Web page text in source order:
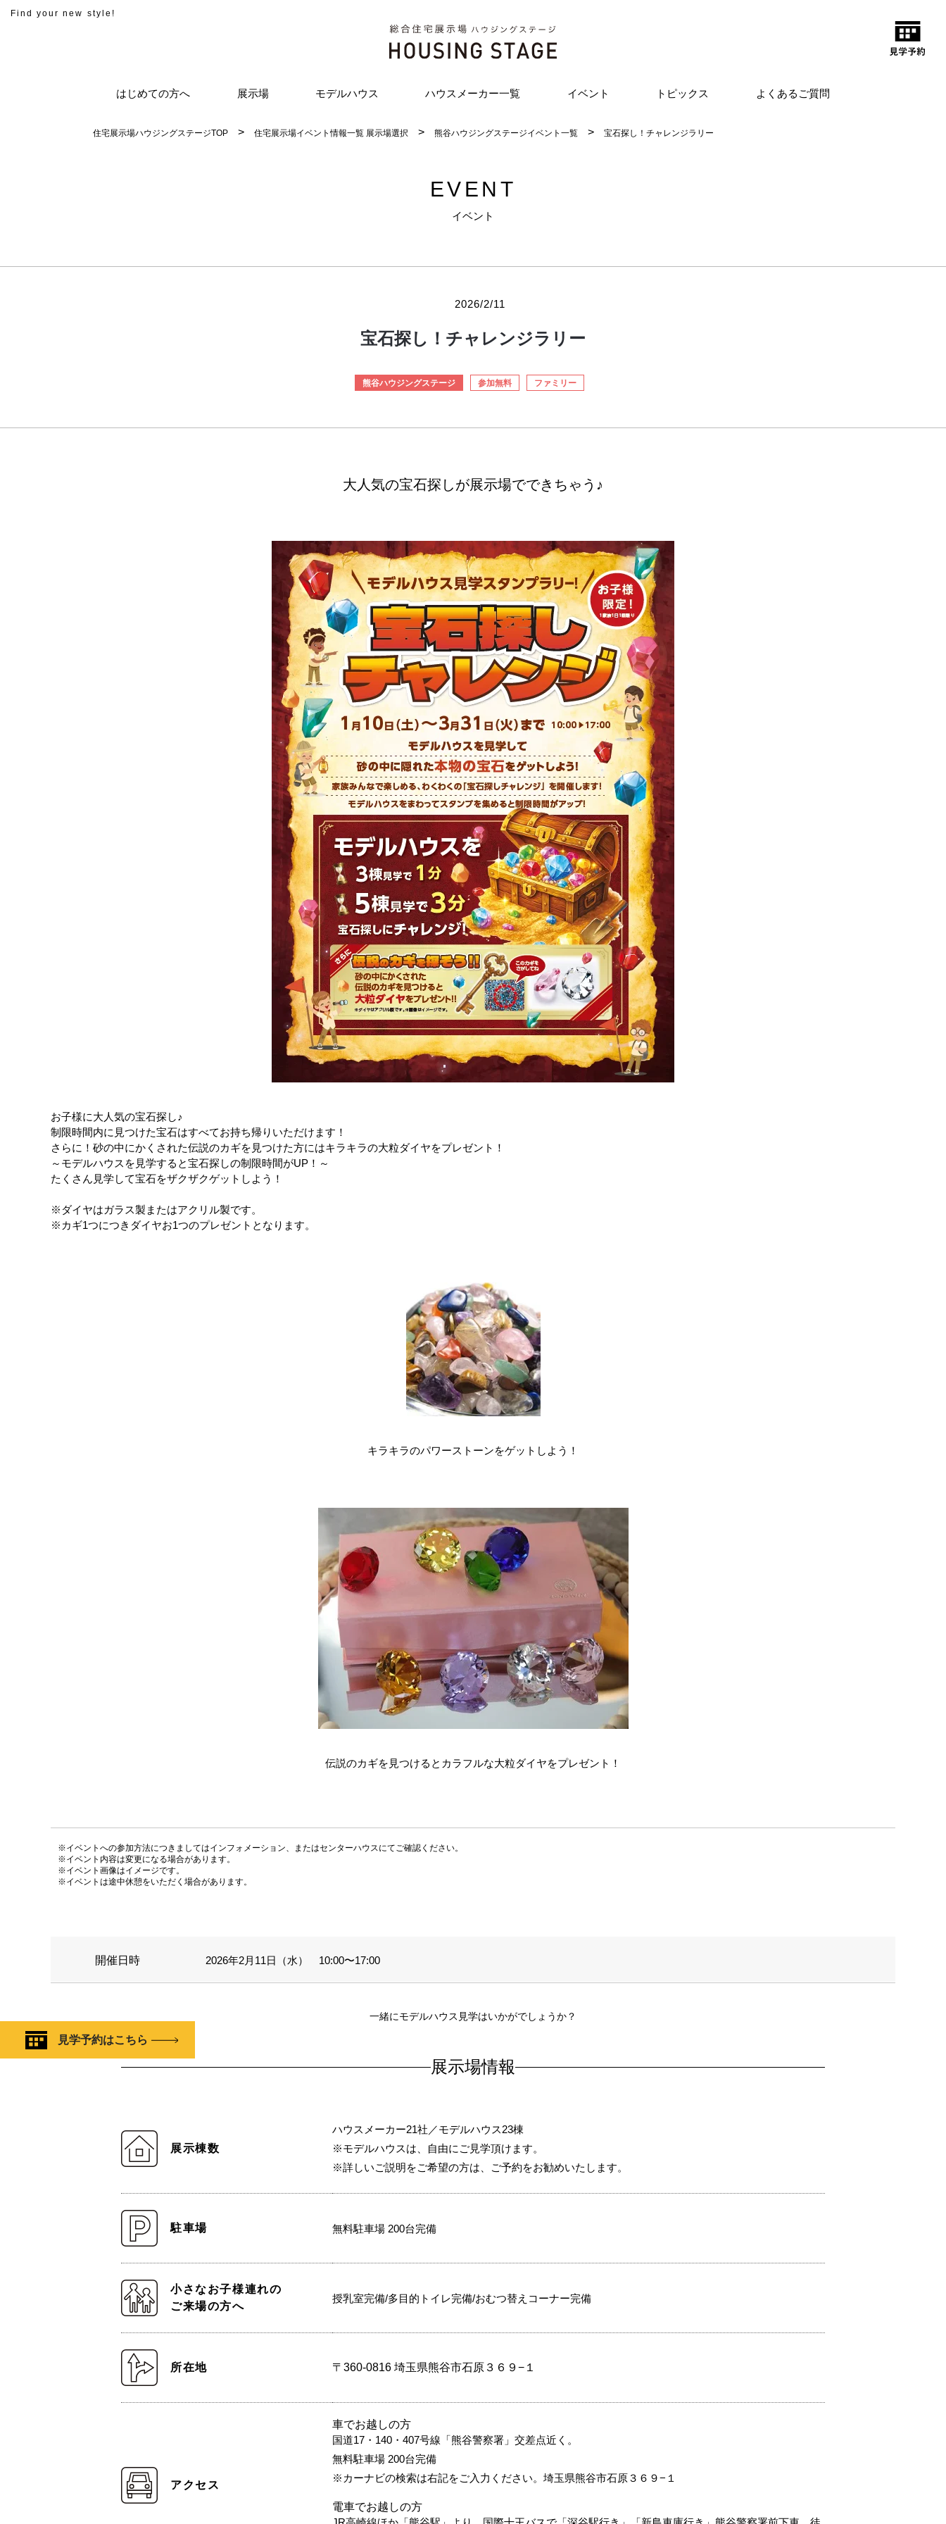
Find your new style!
はじめての方へ 展示場 モデルハウス ハウスメーカー一覧 イベント トピックス よくあるご質問
住宅展示場ハウジングステージTOP 住宅展示場イベント情報一覧 展示場選択 熊谷ハウジングステージイベント一覧 宝石探し！チャレンジラリー
EVENT
イベント
2026/2/11
宝石探し！チャレンジラリー
熊谷ハウジングステージ 参加無料 ファミリー
大人気の宝石探しが展示場でできちゃう♪
お子様に大人気の宝石探し♪
制限時間内に見つけた宝石はすべてお持ち帰りいただけます！
さらに！砂の中にかくされた伝説のカギを見つけた方にはキラキラの大粒ダイヤをプレゼント！
～モデルハウスを見学すると宝石探しの制限時間がUP！～
たくさん見学して宝石をザクザクゲットしよう！
※ダイヤはガラス製またはアクリル製です。
※カギ1つにつきダイヤお1つのプレゼントとなります。
キラキラのパワーストーンをゲットしよう！
伝説のカギを見つけるとカラフルな大粒ダイヤをプレゼント！
※イベントへの参加方法につきましてはインフォメーション、またはセンターハウスにてご確認ください。
※イベント内容は変更になる場合があります。
※イベント画像はイメージです。
※イベントは途中休憩をいただく場合があります。
開催日時 2026年2月11日（水） 10:00〜17:00
一緒にモデルハウス見学はいかがでしょうか？
見学予約はこちら
展示場情報
展示棟数
ハウスメーカー21社／モデルハウス23棟
※モデルハウスは、自由にご見学頂けます。
※詳しいご説明をご希望の方は、ご予約をお勧めいたします。
駐車場 無料駐車場 200台完備
小さなお子様連れの
ご来場の方へ
授乳室完備/多目的トイレ完備/おむつ替えコーナー完備
所在地 〒360-0816 埼玉県熊谷市石原３６９−１
アクセス
車でお越しの方
国道17・140・407号線「熊谷警察署」交差点近く。
無料駐車場 200台完備
※カーナビの検索は右記をご入力ください。埼玉県熊谷市石原３６９−１
電車でお越しの方